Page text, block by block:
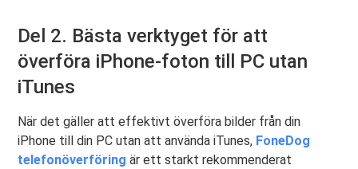
Del 2. Bästa verktyget för att
överföra iPhone-foton till PC utan
iTunes
När det gäller att effektivt överföra bilder från din
iPhone till din PC utan att använda iTunes, FoneDog
telefonöverföring är ett starkt rekommenderat